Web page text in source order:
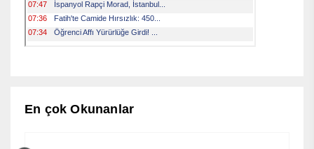
En çok Okunanlar